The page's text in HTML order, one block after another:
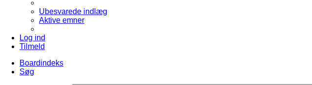
Ubesvarede indlæg
Aktive emner
Log ind
Tilmeld
Boardindeks
Søg